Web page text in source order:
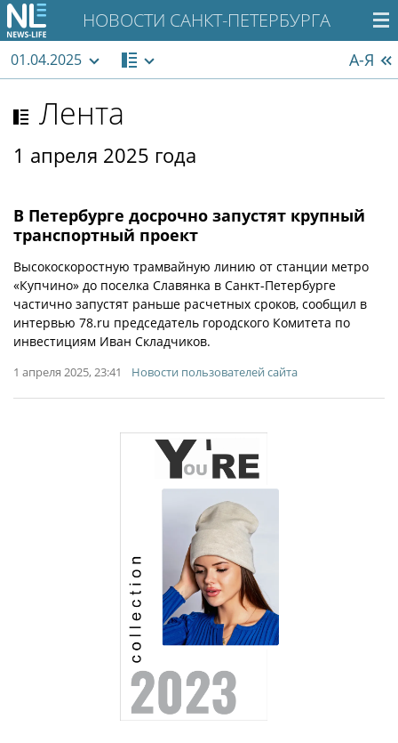
НОВОСТИ САНКТ-ПЕТЕРБУРГА
01.04.2025 А-Я
Лента
1 апреля 2025 года
В Петербурге досрочно запустят крупный
транспортный проект
Высокоскоростную трамвайную линию от станции метро
«Купчино» до поселка Славянка в Санкт-Петербурге
частично запустят раньше расчетных сроков, сообщил в
интервью 78.ru председатель городского Комитета по
инвестициям Иван Складчиков.
1 апреля 2025, 23:41 Новости пользователей сайта